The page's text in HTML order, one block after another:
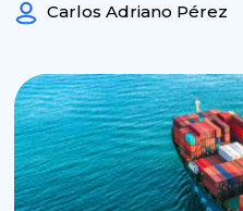
Carlos Adriano Pérez